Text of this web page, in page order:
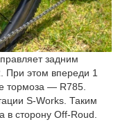
задним
При этом впереди 1
тормоза — R785.
S-Works. Таким
в сторону Off-Roud.